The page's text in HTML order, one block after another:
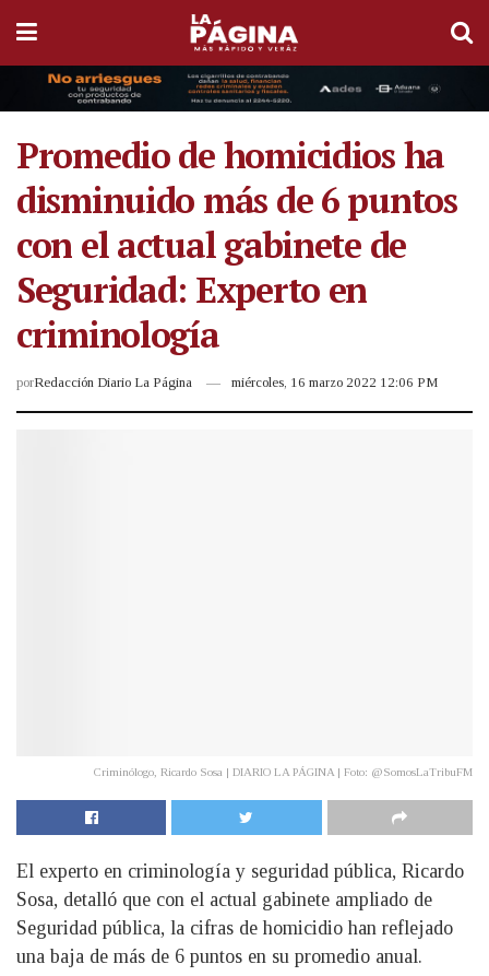
Promedio de homicidios ha
disminuido más de 6 puntos
con el actual gabinete de
Seguridad: Experto en
criminología
porRedacción Diario La Página miércoles, 16 marzo 2022 12:06 PM
Criminólogo, Ricardo Sosa | DIARIO LA PÁGINA | Foto: @SomosLaTribuFM
El experto en criminología y seguridad pública, Ricardo
Sosa, detalló que con el actual gabinete ampliado de
Seguridad pública, la cifras de homicidio han reflejado
una baja de más de 6 puntos en su promedio anual.